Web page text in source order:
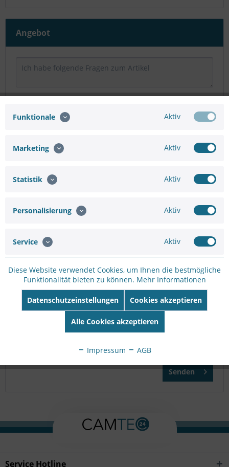
Angebot
Bitte geben Sie die Zeichenfolge in das nachfolgende
Textfeld ein
Ich habe dieDatenschutzbestimmungenzur Kenntnis
Senden
Service Hotline
Funktionale Aktiv
Marketing Aktiv
Statistik Aktiv
Personalisierung Aktiv
Service Aktiv
Diese Website verwendet Cookies, um Ihnen die bestmögliche
Funktionalität bieten zu können. Mehr Informationen
Datenschutzeinstellungen Cookies akzeptieren
Alle Cookies akzeptieren
Impressum AGB